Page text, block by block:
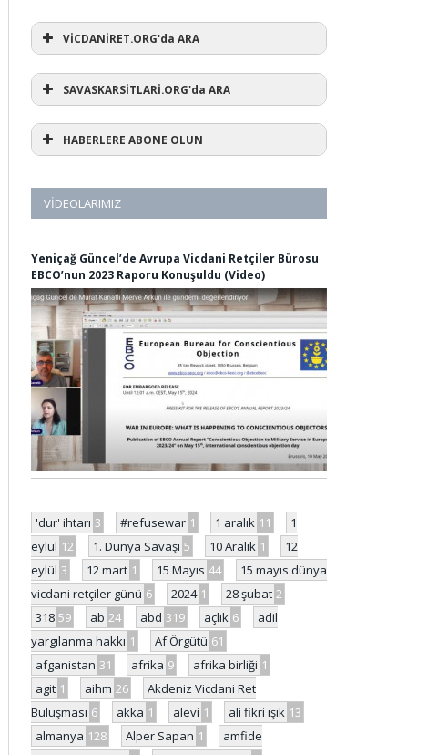
VİCDANİRET.ORG'da ARA
SAVASKARSİTLARİ.ORG'da ARA
HABERLERE ABONE OLUN
VIDEOLARIMIZ
Yeniçağ Güncel’de Avrupa Vicdani Retçiler Bürosu
EBCO’nun 2023 Raporu Konuşuldu (Video)
'dur' ihtarı 3 #refusewar 1 1 aralık 11
1
eylül 12 1. Dünya Savaşı 5 10 Aralık 1
12
eylül 3 12 mart 1 15 Mayıs 44
15 mayıs dünya
vicdani retçiler günü 6 2024 1 28 şubat 2
318 59 ab 24 abd 319 açlık 6
adil
yargılanma hakkı 1 Af Örgütü 61
afganistan 31 afrika 9 afrika birliği 1
agit 1 aihm 26
Akdeniz Vicdani Ret
Buluşması 6 akka 1 alevi 1 ali fikri ışık 13
almanya 128 Alper Sapan 1
amfide